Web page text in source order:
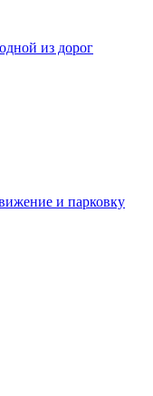
из дорог
и парковку